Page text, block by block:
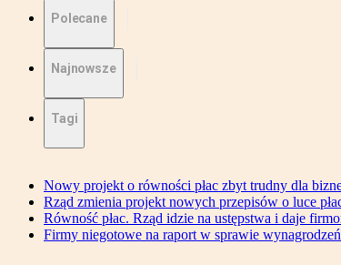
Polecane
Najnowsze
Tagi
Nowy projekt o równości płac zbyt trudny dla
Rząd zmienia projekt nowych przepisów o luce
Równość płac. Rząd idzie na ustępstwa i daje
Firmy niegotowe na raport w sprawie